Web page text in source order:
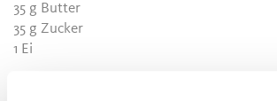
35 g Butter
35 g Zucker
1 Ei